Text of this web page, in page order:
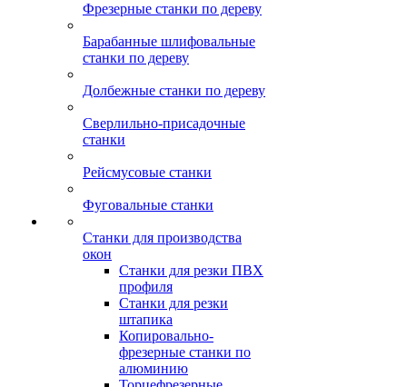
Фрезерные станки по дереву
Барабанные шлифовальные
станки по дереву
Долбежные станки по дереву
Сверлильно-присадочные
станки
Рейсмусовые станки
Фуговальные станки
Станки для производства
окон
Станки для резки ПВХ
профиля
Станки для резки
штапика
Копировально-
фрезерные станки по
алюминию